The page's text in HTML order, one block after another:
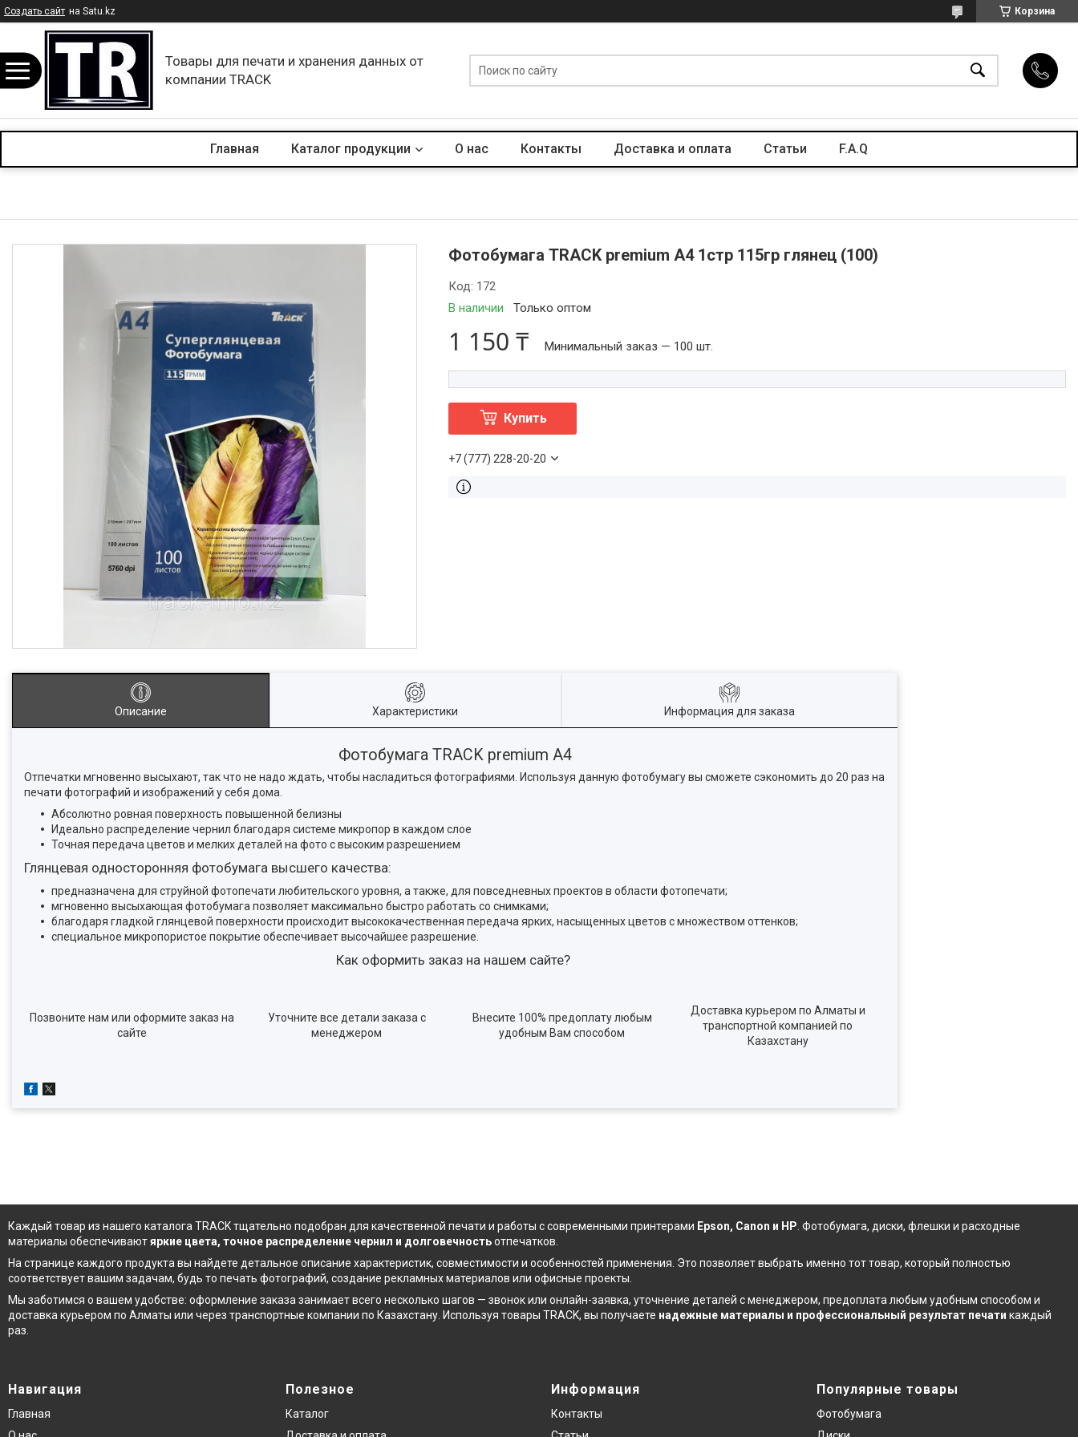
Создать сайт на Satu.kz Корзина
Товары для печати и хранения данных от
компании TRACK
Главная Каталог продукции О нас Контакты Доставка и оплата Статьи F.A.Q
Фотобумага TRACK premium А4 1стр 115гр глянец (100)
В наличии Только оптом
Код: 172
1 150 ₸ Минимальный заказ — 100 шт.
Купить
+7 (777) 228-20-20
Описание Характеристики Информация для заказа
Фотобумага TRACK premium А4
Отпечатки мгновенно высыхают, так что не надо ждать, чтобы насладиться фотографиями. Используя данную фотобумагу вы сможете сэкономить до 20 раз на
печати фотографий и изображений у себя дома.
Абсолютно ровная поверхность повышенной белизны
Идеально распределение чернил благодаря системе микропор в каждом слое
Точная передача цветов и мелких деталей на фото с высоким разрешением
Глянцевая односторонняя фотобумага высшего качества:
предназначена для струйной фотопечати любительского уровня, а также, для повседневных проектов в области фотопечати;
мгновенно высыхающая фотобумага позволяет максимально быстро работать со снимками;
благодаря гладкой глянцевой поверхности происходит высококачественная передача ярких, насыщенных цветов с множеством оттенков;
специальное микропористое покрытие обеспечивает высочайшее разрешение.
Как оформить заказ на нашем сайте?
Позвоните нам или оформите заказ на
сайте
Уточните все детали заказа с
менеджером
Внесите 100% предоплату любым
удобным Вам способом
Доставка курьером по Алматы и
транспортной компанией по
Казахстану
Каждый товар из нашего каталога TRACK тщательно подобран для качественной печати и работы с современными принтерами Epson, Canon и HP Фотобумага, диски, флешки и расходные
материалы обеспечиваютяркие цвета, точное распределение чернил и долговечностьотпечатков.
На странице каждого продукта вы найдете детальное описание характеристик, совместимости и особенностей применения. Это позволяет выбрать именно тот товар, который полностью
соответствует вашим задачам, будь то печать фотографий, создание рекламных материалов или офисные проекты.
Мы заботимся о вашем удобстве: оформление заказа занимает всего несколько шагов — звонок или онлайн-заявка, уточнение деталей с менеджером, предоплата любым удобным способом и
доставка курьером по Алматы или через транспортные компании по Казахстану. Используя товары TRACK, вы получаете надежные материалы и профессиональный результат печати каждый
раз.
Навигация
Главная
Полезное
Каталог
Информация
Контакты
Популярные товары
Фотобумага